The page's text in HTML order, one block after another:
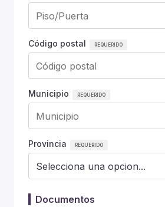
Código postal
Municipio
Provincia
Documentos